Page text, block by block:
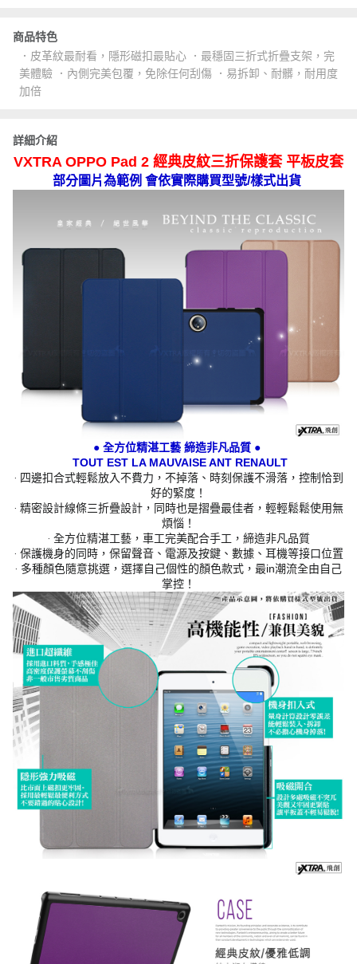
商品特色
．皮革紋最耐看，隱形磁扣最貼心 ．最穩固三折式折疊支架，完
美體驗 ．內側完美包覆，免除任何刮傷 ．易拆卸、耐髒，耐用度
加倍
詳細介紹
VXTRA OPPO Pad 2 經典皮紋三折保護套 平板皮套
部分圖片為範例 會依實際購買型號/樣式出貨
● 全方位精湛工藝 締造非凡品質 ●
TOUT EST LA MAUVAISE ANT RENAULT
‧ 四邊扣合式輕鬆放入不費力，不掉落、時刻保護不滑落，控制恰到
好的緊度！
‧ 精密設計線條三折疊設計，同時也是摺疊最佳者，輕輕鬆鬆使用無
煩惱！
‧ 全方位精湛工藝，車工完美配合手工，締造非凡品質
‧ 保護機身的同時，保留聲音、電源及按鍵、數據、耳機等接口位置
‧ 多種顏色隨意挑選，選擇自己個性的顏色款式，最in潮流全由自己
掌控！